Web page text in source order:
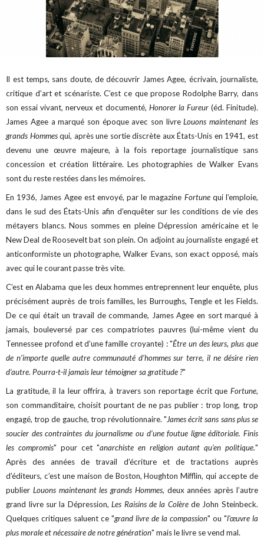
Il est temps, sans doute, de découvrir James Agee, écrivain, journaliste,
critique d’art et scénariste. C’est ce que propose Rodolphe Barry, dans
son essai vivant, nerveux et documenté, Honorer la Fureur(éd. Finitude).
James Agee a marqué son époque avec son livreLouons maintenant les
grands Hommesqui, après une sortie discrète aux États-Unis en 1941, est
devenu une œuvre majeure, à la fois reportage journalistique sans
concession et création littéraire. Les photographies de Walker Evans
sont du reste restées dans les mémoires.
En 1936, James Agee est envoyé, par le magazine Fortunequi l’emploie,
dans le sud des États-Unis afin d’enquêter sur les conditions de vie des
métayers blancs. Nous sommes en pleine Dépression américaine et le
New Deal de Roosevelt bat son plein. On adjoint au journaliste engagé et
anticonformiste un photographe, Walker Evans, son exact opposé, mais
avec qui le courant passe très vite.
C’est en Alabama que les deux hommes entreprennent leur enquête, plus
précisément auprès de trois familles, les Burroughs, Tengle et les Fields.
De ce qui était un travail de commande, James Agee en sort marqué à
jamais, bouleversé par ces compatriotes pauvres (lui-même vient du
Tennessee profond et d’une famille croyante) : "Être un des leurs, plus que
de n’importe quelle autre communauté d’hommes sur terre, il ne désire rien
d’autre. Pourra-t-il jamais leur témoigner sa gratitude ?"
La gratitude, il la leur offrira, à travers son reportage écrit que Fortune,
son commanditaire, choisit pourtant de ne pas publier : trop long, trop
engagé, trop de gauche, trop révolutionnaire. "James écrit sans sans plus se
soucier des contraintes du journalisme ou d’une foutue ligne éditoriale. Finis
les compromis" pour cet "anarchiste en religion autant qu’en politique."
Après des années de travail d’écriture et de tractations auprès
d’éditeurs, c’est une maison de Boston, Houghton Mifflin, qui accepte de
publier Louons maintenant les grands Hommes, deux années après l’autre
grand livre sur la Dépression,Les Raisins de la Colèrede John Steinbeck.
Quelques critiques saluent ce "grand livre de la compassion" ou "l’œuvre la
plus morale et nécessaire de notre génération" mais le livre se vend mal.